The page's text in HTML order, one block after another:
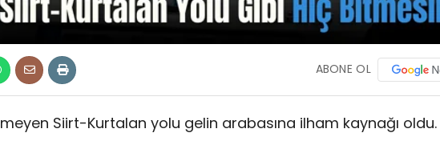
ABONE OL
Siirt-Kurtalan yolu gelin arabasına ilham kaynağı oldu.